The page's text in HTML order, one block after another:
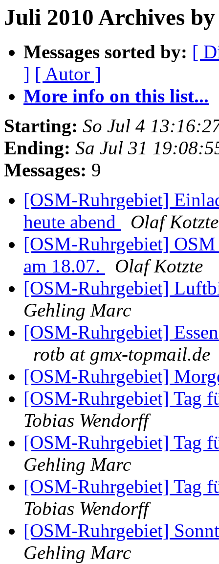
Juli 2010 Archives
Messages sorted by: [
] [ Autor ]
More info on this list...
Starting: So Jul 4
Ending: Sa Jul 31
Messages: 9
[OSM-Ruhrgebiet]
heute abend
Olaf Kotzte
[OSM-Ruhrgebiet]
am 18.07.
Olaf Kotzte
[OSM-Ruhrgebiet]
Gehling Marc
[OSM-Ruhrgebiet]
rotb at gmx-topmail.de
[OSM-Ruhrgebiet]
[OSM-Ruhrgebiet] Tag
Tobias Wendorff
[OSM-Ruhrgebiet] Tag
Gehling Marc
[OSM-Ruhrgebiet] Tag
Tobias Wendorff
[OSM-Ruhrgebiet]
Gehling Marc